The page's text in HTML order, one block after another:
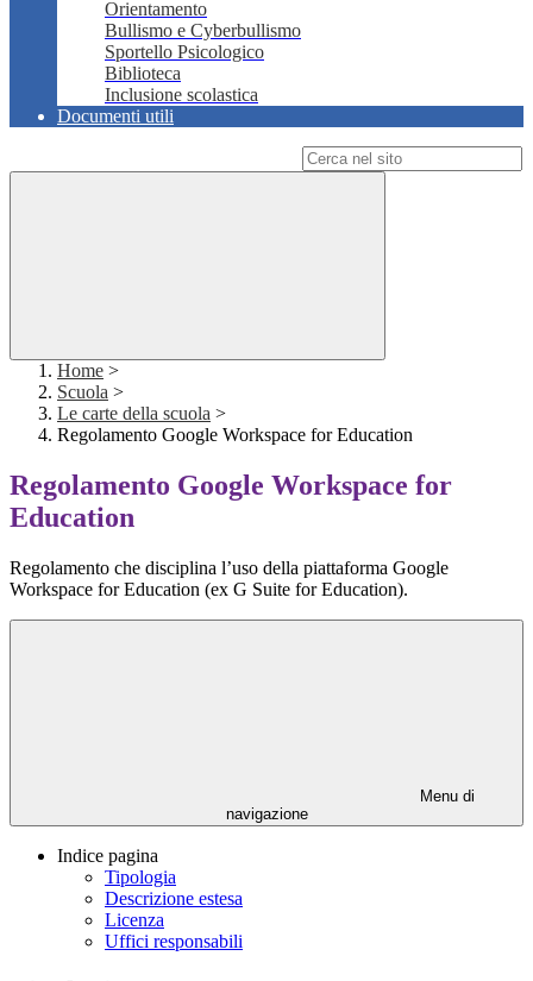
Orientamento
Bullismo e Cyberbullismo
Sportello Psicologico
Biblioteca
Inclusione scolastica
Documenti utili
Home >
Scuola >
Le carte della scuola >
Regolamento Google Workspace for Education
Regolamento Google Workspace for
Education
Regolamento che disciplina l’uso della piattaforma Google
Workspace for Education (ex G Suite for Education).
Menu di
navigazione
Indice pagina
Tipologia
Descrizione estesa
Licenza
Uffici responsabili